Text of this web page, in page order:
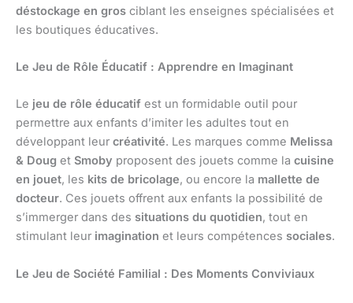
déstockage en gros ciblant les enseignes spécialisées et
les boutiques éducatives.
Le Jeu de Rôle Éducatif : Apprendre en Imaginant
Le jeu de rôle éducatif est un formidable outil pour
permettre aux enfants d’imiter les adultes tout en
développant leur créativité. Les marques comme Melissa
& Doug et Smoby proposent des jouets comme la cuisine
en jouet, les kits de bricolage, ou encore la mallette de
docteur. Ces jouets offrent aux enfants la possibilité de
s’immerger dans des situations du quotidien, tout en
stimulant leur imagination et leurs compétences sociales.
Le Jeu de Société Familial : Des Moments Conviviaux